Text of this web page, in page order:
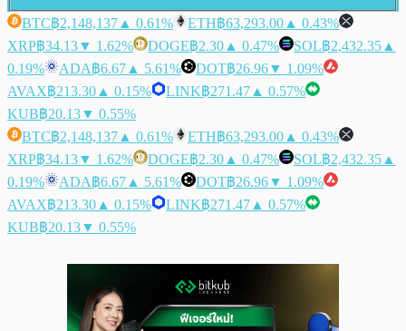
BTC฿2,148,137 ▲ 0.61% ETH฿63,293.00 ▲ 0.43%
XRP฿34.13▼ 1.62% DOGE฿2.30 ▲ 0.47% SOL฿2,432.35 ▲
0.19%
ADA฿6.67 ▲ 5.61% DOT฿26.96▼ 1.09%
AVAX฿213.30 ▲ 0.15% LINK฿271.47 ▲ 0.57%
KUB฿20.13▼ 0.55%
BTC฿2,148,137 ▲ 0.61% ETH฿63,293.00 ▲ 0.43%
XRP฿34.13▼ 1.62% DOGE฿2.30 ▲ 0.47% SOL฿2,432.35 ▲
0.19%
ADA฿6.67 ▲ 5.61% DOT฿26.96▼ 1.09%
AVAX฿213.30 ▲ 0.15% LINK฿271.47 ▲ 0.57%
KUB฿20.13▼ 0.55%